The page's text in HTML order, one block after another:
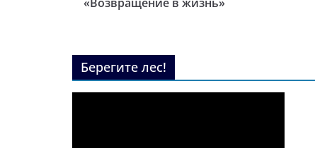
Берегите лес!